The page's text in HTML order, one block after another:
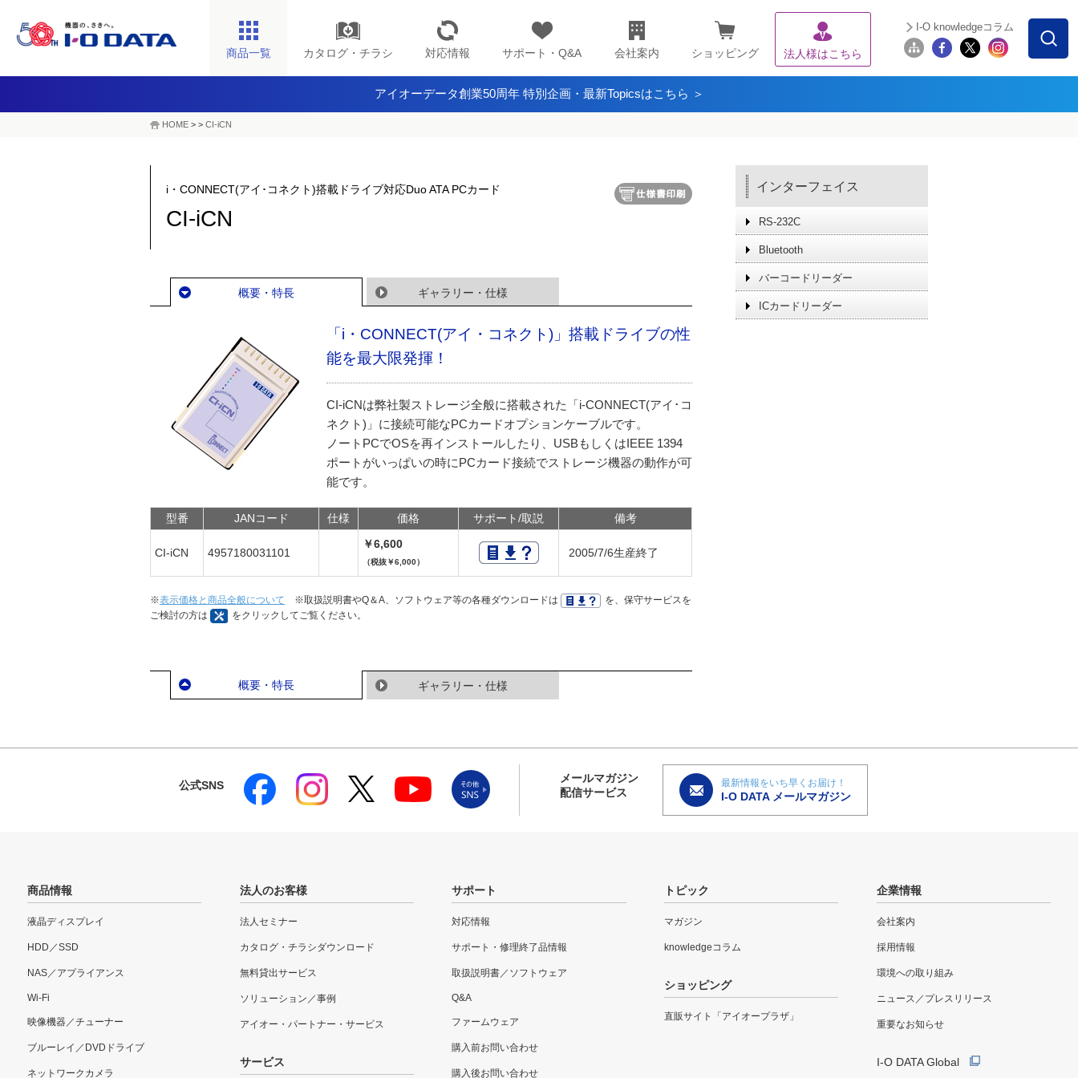
商品一覧 カタログ・チラシ 対応情報 サポート・Q&A 会社案内 ショッピング 法人様はこちら
I-O knowledgeコラム
アイオーデータ創業50周年 特別企画・最新Topicsはこちら ＞
HOME > > CI-iCN
i・CONNECT(アイ･コネクト)搭載ドライブ対応Duo ATA PCカード
CI-iCN
概要・特長 ギャラリー・仕様
「i・CONNECT(アイ・コネクト)」搭載ドライブの性
能を最大限発揮！
CI-iCNは弊社製ストレージ全般に搭載された「i-CONNECT(アイ･コ
ネクト)」に接続可能なPCカードオプションケーブルです。
ノートPCでOSを再インストールしたり、USBもしくはIEEE 1394
ポートがいっぱいの時にPCカード接続でストレージ機器の動作が可
能です。
型番 JANコード 仕様 価格 サポート/取説 備考
CI-iCN 4957180031101
￥6,600
（税抜￥6,000）
2005/7/6生産終了
※表示価格と商品全般について ※取扱説明書やQ＆A、ソフトウェア等の各種ダウンロードは
を、保守サービスを
ご検討の方は
をクリックしてご覧ください。
概要・特長 ギャラリー・仕様
インターフェイス
RS-232C
Bluetooth
バーコードリーダー
ICカードリーダー
公式SNS
メールマガジン
配信サービス
最新情報をいち早くお届け！
I-O DATA メールマガジン
商品情報
液晶ディスプレイ
HDD／SSD
NAS／アプライアンス
Wi-Fi
映像機器／チューナー
ブルーレイ／DVDドライブ
ネットワークカメラ
法人のお客様
法人セミナー
カタログ・チラシダウンロード
無料貸出サービス
ソリューション／事例
アイオー・パートナー・サービス
サービス
サポート
対応情報
サポート・修理終了品情報
取扱説明書／ソフトウェア
Q&A
ファームウェア
購入前お問い合わせ
購入後お問い合わせ
トピック
マガジン
knowledgeコラム
ショッピング
直販サイト「アイオープラザ」
企業情報
会社案内
採用情報
環境への取り組み
ニュース／プレスリリース
重要なお知らせ
I-O DATA Global